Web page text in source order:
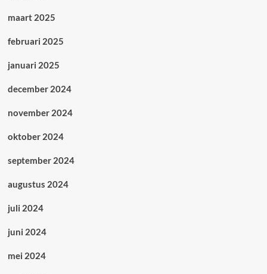
maart 2025
februari 2025
januari 2025
december 2024
november 2024
oktober 2024
september 2024
augustus 2024
juli 2024
juni 2024
mei 2024